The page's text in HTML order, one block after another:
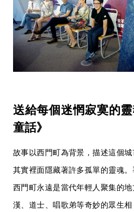
送給每個迷惘寂寞的
童話》
故事以西門町為背景，描述這個城
其實裡面隱藏著許多孤單的靈魂。
西門町永遠是當代年輕人聚集的
漢、道士、唱歌弟等奇妙的眾生